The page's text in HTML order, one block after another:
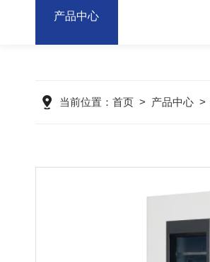
产品中心
当前位置： 首页 > 产品中心 >